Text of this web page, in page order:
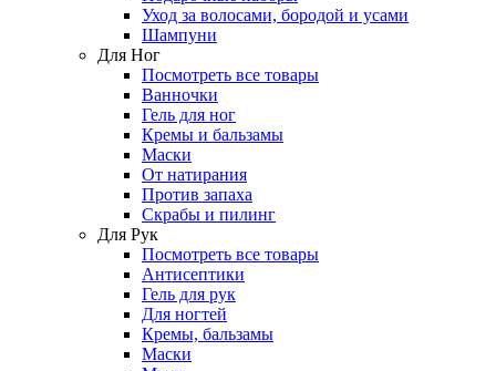
Уход за волосами, бородой и усами
Шампуни
Для Ног
Посмотреть все товары
Ванночки
Гель для ног
Кремы и бальзамы
Маски
От натирания
Против запаха
Скрабы и пилинг
Для Рук
Посмотреть все товары
Антисептики
Гель для рук
Для ногтей
Кремы, бальзамы
Маски